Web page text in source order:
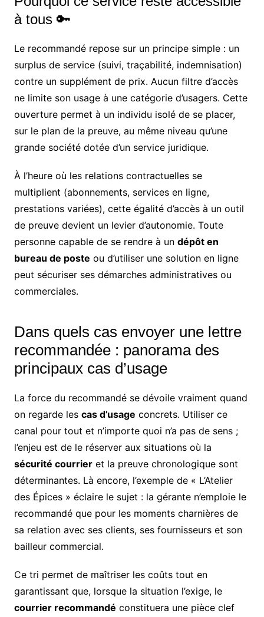
à tous 🔑
Le recommandé repose sur un principe simple : un
surplus de service (suivi, traçabilité, indemnisation)
contre un supplément de prix. Aucun filtre d’accès
ne limite son usage à une catégorie d’usagers. Cette
ouverture permet à un individu isolé de se placer,
sur le plan de la preuve, au même niveau qu’une
grande société dotée d’un service juridique.
À l’heure où les relations contractuelles se
multiplient (abonnements, services en ligne,
prestations variées), cette égalité d’accès à un outil
de preuve devient un levier d’autonomie. Toute
personne capable de se rendre à un dépôt en
bureau de poste ou d’utiliser une solution en ligne
peut sécuriser ses démarches administratives ou
commerciales.
Dans quels cas envoyer une lettre
recommandée : panorama des
principaux cas d’usage
La force du recommandé se dévoile vraiment quand
on regarde les cas d’usage concrets. Utiliser ce
canal pour tout et n’importe quoi n’a pas de sens ;
l’enjeu est de le réserver aux situations où la
sécurité courrieret la preuve chronologique sont
déterminantes. Là encore, l’exemple de « L’Atelier
des Épices » éclaire le sujet : la gérante n’emploie le
recommandé que pour les moments charnières de
sa relation avec ses clients, ses fournisseurs et son
bailleur commercial.
Ce tri permet de maîtriser les coûts tout en
garantissant que, lorsque la situation l’exige, le
courrier recommandé constituera une pièce clef